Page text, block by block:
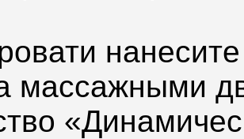
массажными